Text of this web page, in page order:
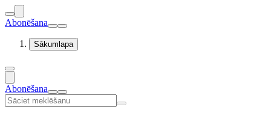
Abonēšana
Sākumlapa
Abonēšana